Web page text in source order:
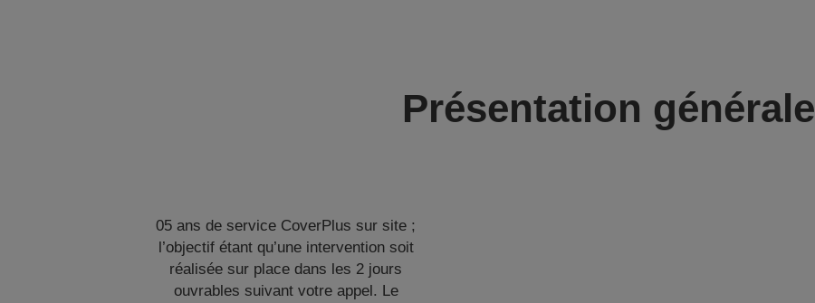
Présentation générale
05 ans de service CoverPlus sur site ;
l’objectif étant qu’une intervention soit
réalisée sur place dans les 2 jours
ouvrables suivant votre appel. Le